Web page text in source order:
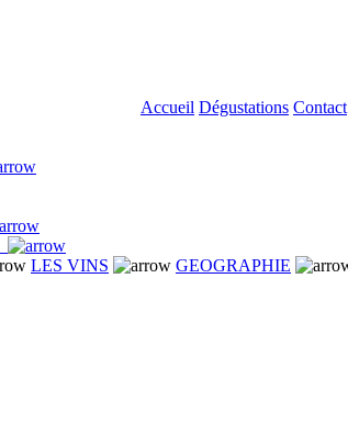
Accueil Dégustations Contact
LES VINS GEOGRAPHIE